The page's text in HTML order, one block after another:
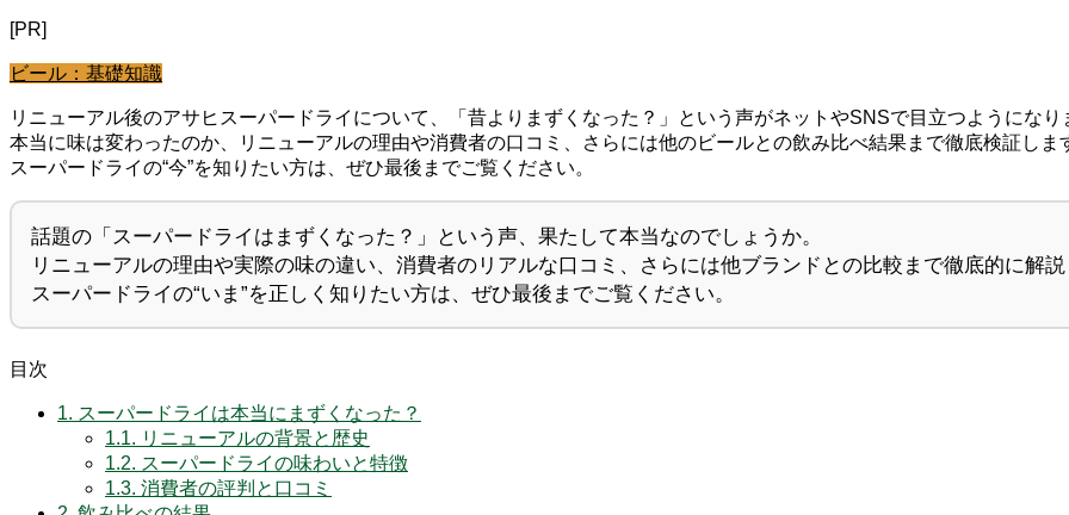
[PR]
ビール：基礎知識
リニューアル後のアサヒスーパードライについて、「昔よりまずくなった？」という声がネットやSNSで目立つようになり
本当に味は変わったのか、リニューアルの理由や消費者の口コミ、さらには他のビールとの飲み比べ結果まで徹底検証しま
スーパードライの“今”を知りたい方は、ぜひ最後までご覧ください。
話題の「スーパードライはまずくなった？」という声、果たして本当なのでしょうか。
リニューアルの理由や実際の味の違い、消費者のリアルな口コミ、さらには他ブランドとの比較まで徹底的に解
スーパードライの“いま”を正しく知りたい方は、ぜひ最後までご覧ください。
目次
1. スーパードライは本当にまずくなった？
1.1. リニューアルの背景と歴史
1.2. スーパードライの味わいと特徴
1.3. 消費者の評判と口コミ